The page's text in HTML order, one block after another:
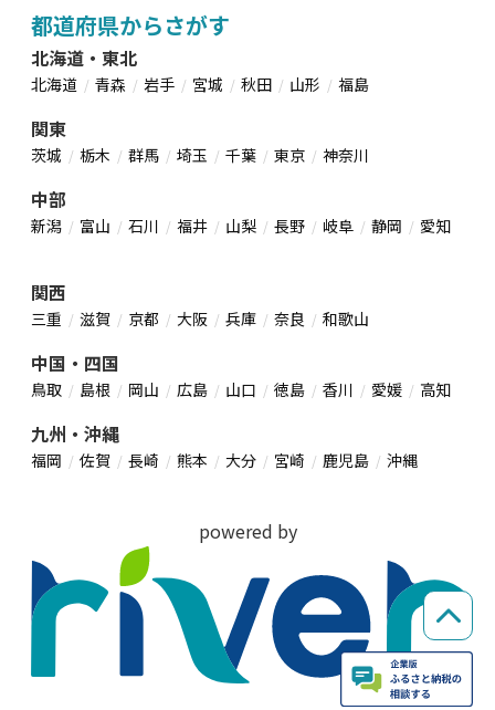
都道府県からさがす
北海道・東北
北海道 青森 岩手 宮城 秋田 山形 福島
関東
茨城 栃木 群馬 埼玉 千葉 東京 神奈川
中部
新潟 富山 石川 福井 山梨 長野 岐阜 静岡 愛知
関西
三重 滋賀 京都 大阪 兵庫 奈良 和歌山
中国・四国
鳥取 島根 岡山 広島 山口 徳島 香川 愛媛 高知
九州・沖縄
福岡 佐賀 長崎 熊本 大分 宮崎 鹿児島 沖縄
powered by